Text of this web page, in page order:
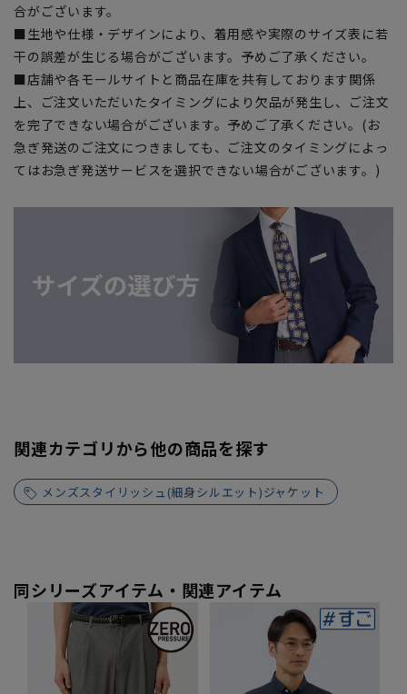
合がございます。
■生地や仕様・デザインにより、着用感や実際のサイズ表に若
干の誤差が生じる場合がございます。予めご了承ください。
■店舗や各モールサイトと商品在庫を共有しております関係
上、ご注文いただいたタイミングにより欠品が発生し、ご注文
を完了できない場合がございます。予めご了承ください。(お
急ぎ発送のご注文につきましても、ご注文のタイミングによっ
てはお急ぎ発送サービスを選択できない場合がございます。)
関連カテゴリから他の商品を探す
メンズスタイリッシュ(細身シルエット)ジャケット
同シリーズアイテム・関連アイテム